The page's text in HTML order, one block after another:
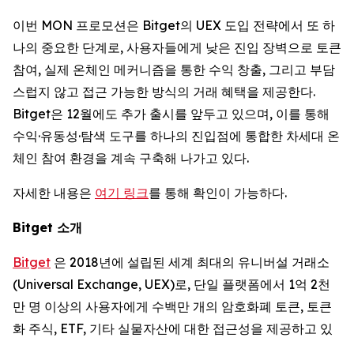
이번 MON 프로모션은 Bitget의 UEX 도입 전략에서 또 하
나의 중요한 단계로, 사용자들에게 낮은 진입 장벽으로 토큰
참여, 실제 온체인 메커니즘을 통한 수익 창출, 그리고 부담
스럽지 않고 접근 가능한 방식의 거래 혜택을 제공한다.
Bitget은 12월에도 추가 출시를 앞두고 있으며, 이를 통해
수익·유동성·탐색 도구를 하나의 진입점에 통합한 차세대 온
체인 참여 환경을 계속 구축해 나가고 있다.
자세한 내용은 여기 링크를 통해 확인이 가능하다.
Bitget 소개
Bitget 은 2018년에 설립된 세계 최대의 유니버설 거래소
(Universal Exchange, UEX)로, 단일 플랫폼에서 1억 2천
만 명 이상의 사용자에게 수백만 개의 암호화폐 토큰, 토큰
화 주식, ETF, 기타 실물자산에 대한 접근성을 제공하고 있